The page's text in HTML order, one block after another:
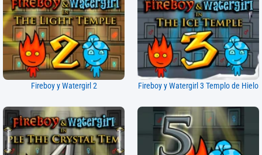
Fireboy y Watergirl 2 Fireboy y Watergirl 3 Templo de Hielo